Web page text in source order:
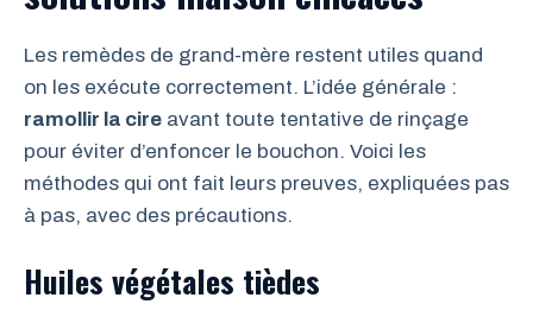
Les remèdes de grand-mère restent utiles quand
on les exécute correctement. L’idée générale :
ramollir la cire avant toute tentative de rinçage
pour éviter d’enfoncer le bouchon. Voici les
méthodes qui ont fait leurs preuves, expliquées pas
à pas, avec des précautions.
Huiles végétales tièdes